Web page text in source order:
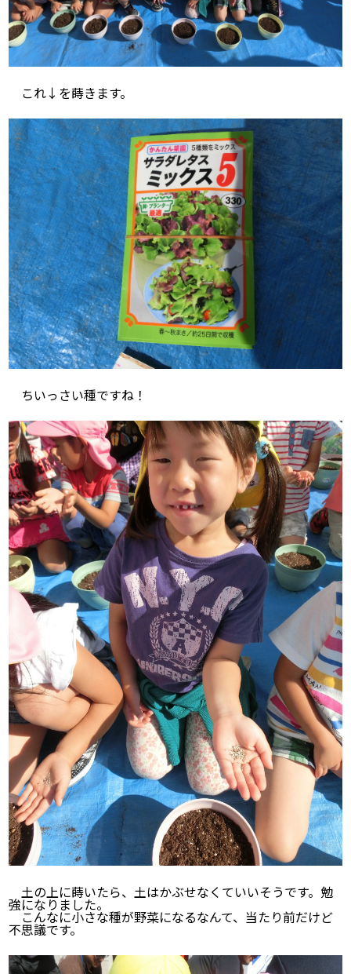
これ↓を蒔きます。
ちいっさい種ですね！
土の上に蒔いたら、土はかぶせなくていいそうです。勉
強になりました。
こんなに小さな種が野菜になるなんて、当たり前だけど
不思議です。